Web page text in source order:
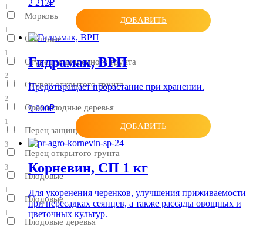
1
Морковь
1
Овощные
1
Огурец защищенного грунта
2
Огурец открытого грунта
2
Орехоплодные деревья
1
Перец защищенного грунта
3
Перец открытого грунта
3
Плодовые
1
Плодовые
1
Плодовые деревья
2 212₽
ДОБАВИТЬ
Гидрамак, ВРП
Предотвращает прорастание при хранении.
9 000₽
ДОБАВИТЬ
Корневин, СП 1 кг
Для укоренения черенков, улучшения приживаемости
при пересадках сеянцев, а также рассады овощных и
цветочных культур.